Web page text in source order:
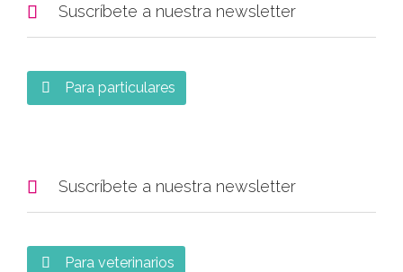
 Suscríbete a nuestra newsletter
 Para particulares
 Suscríbete a nuestra newsletter
 Para veterinarios